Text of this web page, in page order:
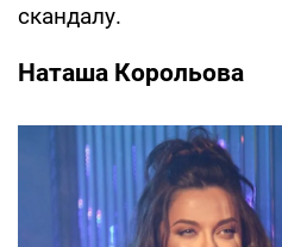
скандалу.
Наташа Корольова